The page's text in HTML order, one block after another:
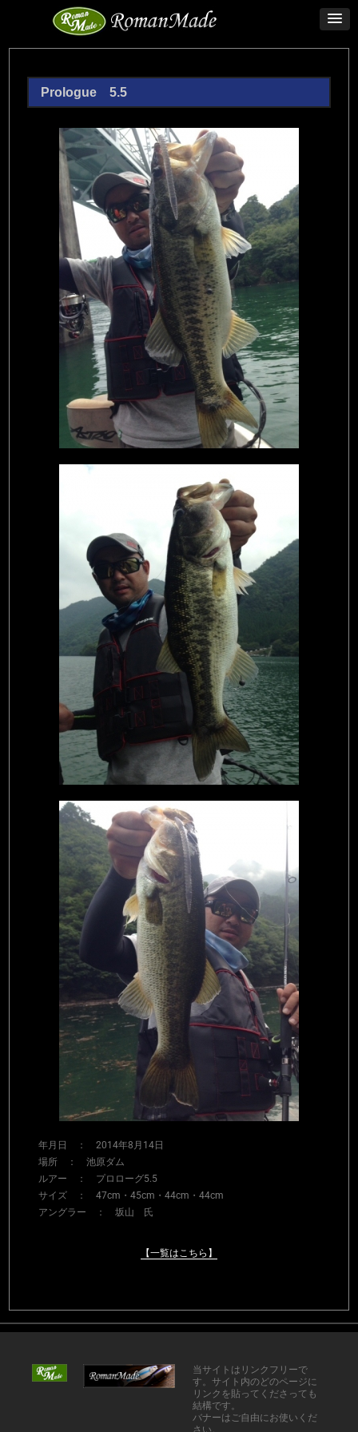
Prologue 5.5
年月日 ： 2014年8月14日
場所 ： 池原ダム
ルアー ： プロローグ5.5
サイズ ： 47cm・45cm・44cm・44cm
アングラー ： 坂山 氏
【一覧はこちら】
当サイトはリンクフリーで
す。サイト内のどのページに
リンクを貼ってくださっても
結構です。
バナーはご自由にお使いくだ
さい。